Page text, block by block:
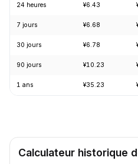
24 heures ¥6.43
7 jours ¥6.68
30 jours ¥6.78
90 jours ¥10.23
1 ans ¥35.23
Calculateur historique